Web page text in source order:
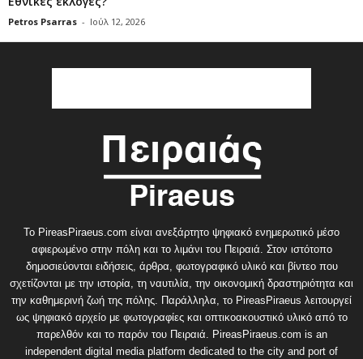
Petros Psarras - Ιούλ 12, 2026
Το PireasPiraeus.com είναι ανεξάρτητο ψηφιακό ενημερωτικό μέσο
αφιερωμένο στην πόλη και το λιμάνι του Πειραιά. Στον ιστότοπο
δημοσιεύονται ειδήσεις, άρθρα, φωτογραφικό υλικό και βίντεο που
σχετίζονται με την ιστορία, τη ναυτιλία, την οικονομική δραστηριότητα και
την καθημερινή ζωή της πόλης. Παράλληλα, το PireasPiraeus λειτουργεί
ως ψηφιακό αρχείο με φωτογραφίες και οπτικοακουστικό υλικό από το
παρελθόν και το παρόν του Πειραιά. PireasPiraeus.com is an
independent digital media platform dedicated to the city and port of